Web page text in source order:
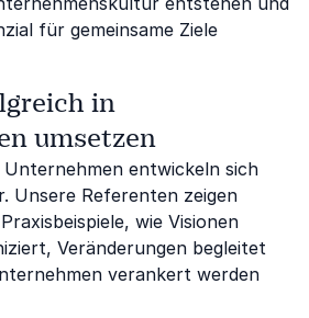
für gemeinsame Ziele
in
umsetzen
entwickeln sich
Unsere Referenten zeigen
wie Visionen
Veränderungen begleitet
verankert werden